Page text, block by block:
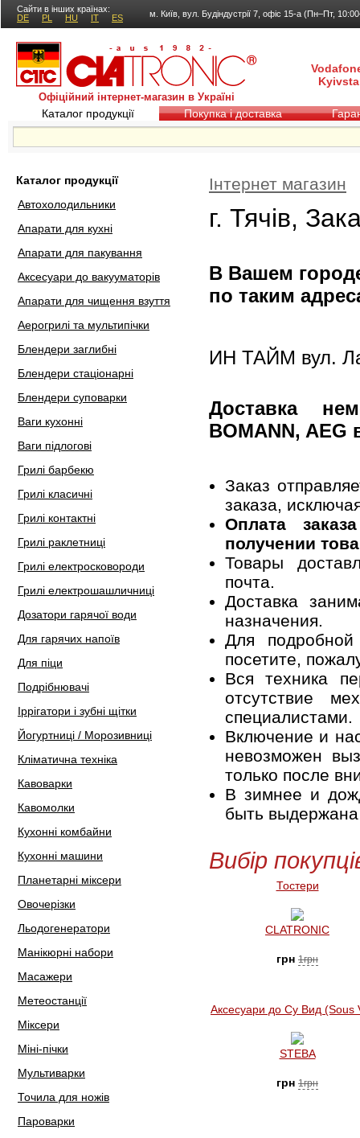
Сайти в інших країнах:
DE
PL HU IT ES м. Київ, вул. Будіндустрії 7, офіс 15-а (Пн–Пт,
Офіційний інтернет-магазин в Україні
Каталог продукції Покупка і доставка
Каталог продукції
Автохолодильники
Апарати для кухні
Апарати для пакування
Аксесуари до вакууматорів
Апарати для чищення взуття
Аерогрилі та мультипічки
Блендери заглибні
Блендери стаціонарні
Блендери суповарки
Ваги кухонні
Ваги підлогові
Грилі барбекю
Грилі класичні
Грилі контактні
Грилі раклетниці
Грилі електросковороди
Грилі електрошашличниці
Дозатори гарячої води
Для гарячих напоїв
Для піци
Подрібнювачі
Іррігатори і зубні щітки
Йогуртниці / Морозивниці
Кліматична техніка
Кавоварки
Кавомолки
Кухонні комбайни
Кухонні машини
Планетарні міксери
Овочерізки
Льодогенератори
Манікюрні набори
Масажери
Метеостанції
Міксери
Міні-пічки
Мультиварки
Точила для ножів
Пароварки
Інтернет магазин
г. Тячів,
В Вашем
по таким
ИН ТАЙМ вул.
Доставка
BOMANN, AEG
Заказ
заказа,
Оплата
получении
Товары
почта.
Доставка
назначения.
Для
посетите,
Вся техника
отсутствие
специалистами.
Включение и
невозможен
только после
В зимнее и
быть
Вибір
Тостери
CLATRONIC
грн 1грн
Аксесуари до Су Вид (Sous
STEBA
грн 1грн